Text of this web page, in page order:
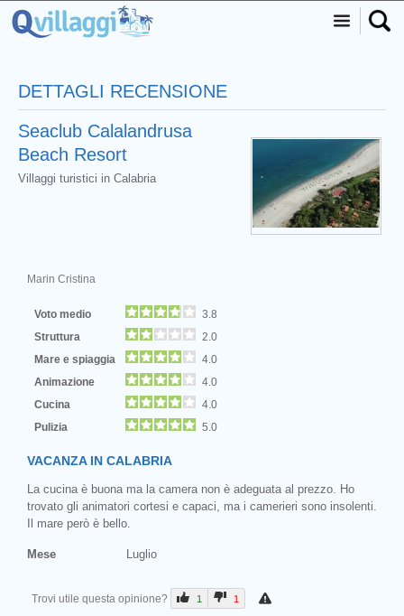
DETTAGLI RECENSIONE
Seaclub Calalandrusa
Beach Resort
Villaggi turistici in Calabria
Marin Cristina
Voto medio
3.8
Struttura
2.0
Mare e spiaggia
4.0
Animazione
4.0
Cucina
4.0
Pulizia
5.0
VACANZA IN CALABRIA
La cucina è buona ma la camera non è adeguata al prezzo. Ho
trovato gli animatori cortesi e capaci, ma i camerieri sono insolenti.
Il mare però è bello.
Mese Luglio
Trovi utile questa opinione? 1 1